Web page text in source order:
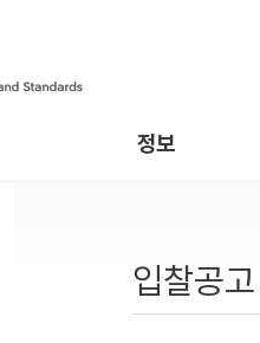
정보
입찰공고